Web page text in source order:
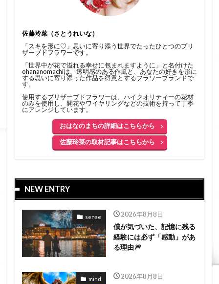
佐藤玲菜（さとうれいな）
「スキを形に♡」思いに寄り添う世界でたったひとつのプリ
ザーブドフラワーです。
「世界中が花で溢れる幸せに包まれますように」と名付けた
ohananomachiは、透明感のある作風と、あなたの好きを形に
する思いに寄り添った作品を得意とするフラワーブランドで
す。
使用するプリザーブドフラワーは、ハイクオリティーの花材
のみを使用し、開花やワイヤリングなどの技術を持って丁寧
にアレンジしています。
おはなのまちの詳細はこちらから
佐藤玲菜の取材記事はこちらから
NEW ENTRY
sense 2026年8月8日
僕が気づいた、記憶に残る
経験には必ず「感動」があ
る理由🎆
mind 2026年8月8日